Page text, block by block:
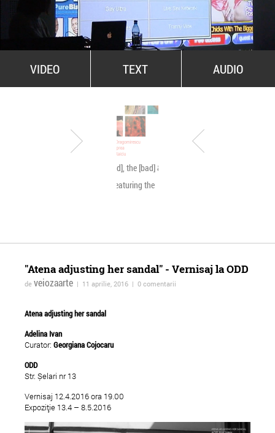
VIDEO TEXT AUDIO
The [good], the [bad] & the
[ugly]… featuring the
Intimni osvetlni (Lumină
intimă) la Cineclub FILM
MENU
Fotografie,
"Atena adjusting her sandal" - Vernisaj la ODD
de veiozaarte | 11 aprilie, 2016 | 0 comentarii
Atena adjusting her sandal
Adelina Ivan
Curator: Georgiana Cojocaru
ODD
Str. Șelari nr 13
Vernisaj 12.4.2016 ora 19.00
Expoziție 13.4 – 8.5.2016